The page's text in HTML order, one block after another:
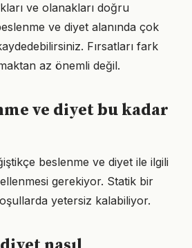
ve olanakları doğru
ve diyet alanında çok
Fırsatları fark
az önemli değil.
ve diyet bu kadar
beslenme ve diyet ile ilgili
gerekiyor. Statik bir
yetersiz kalabiliyor.